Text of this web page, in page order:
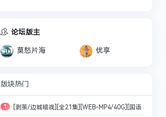
论坛版主
莫愁片海 优享
版块热门
1 [剥茧/边城暗战][全21集][WEB-MP4/40G][国语